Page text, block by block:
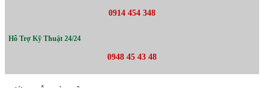
0914 454 348
Hỗ Trợ Kỹ Thuật 24/24
0948 45 43 48